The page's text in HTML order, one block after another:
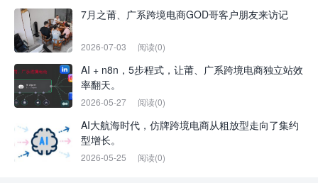
7月之莆、广系跨境电商GOD哥客户朋友来访记
2026-07-03 阅读(0)
AI + n8n，5步程式，让莆、广系跨境电商独立站效
率翻天。
2026-05-27 阅读(0)
AI大航海时代，仿牌跨境电商从粗放型走向了集约
型增长。
2026-05-25 阅读(0)